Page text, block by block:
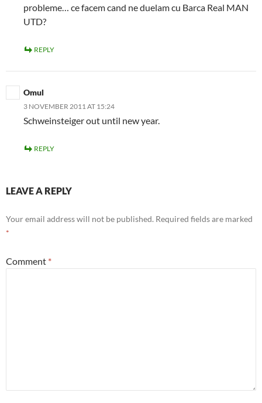
probleme… ce facem cand ne duelam cu Barca Real MAN
UTD?
REPLY
Omul
3 NOVEMBER 2011 AT 15:24
Schweinsteiger out until new year.
REPLY
LEAVE A REPLY
Your email address will not be published. Required fields are marked
*
Comment *